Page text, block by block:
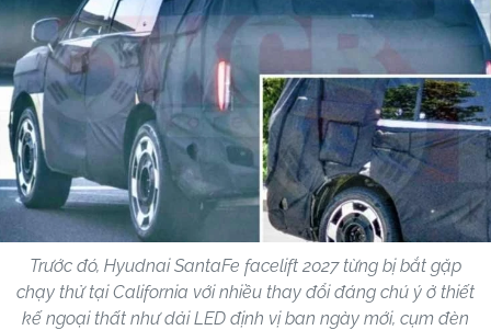
Trước đó, Hyudnai SantaFe facelift 2027 từng bị bắt gặp
chạy thử tại California với nhiều thay đổi đáng chú ý ở thiết
kế ngoại thất như dải LED định vị ban ngày mới, cụm đèn